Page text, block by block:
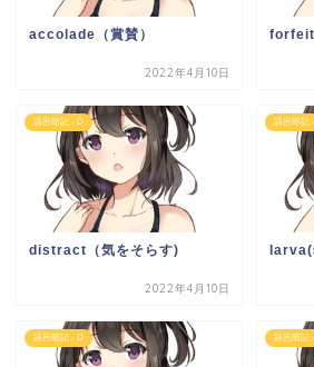
accolade（賞賛）
2022年4月10日
forfeit
語呂暗記 - D
distract（気をそらす)
2022年4月10日
語呂暗記 -
larva(
語呂暗記 - D 語呂暗記